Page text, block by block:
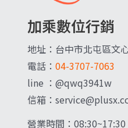
加乘數位行銷
地址：台中市北屯區文
電話： 04-3707-7063
line ：@qwq3941w
信箱：
營業時間：08:30~17:30